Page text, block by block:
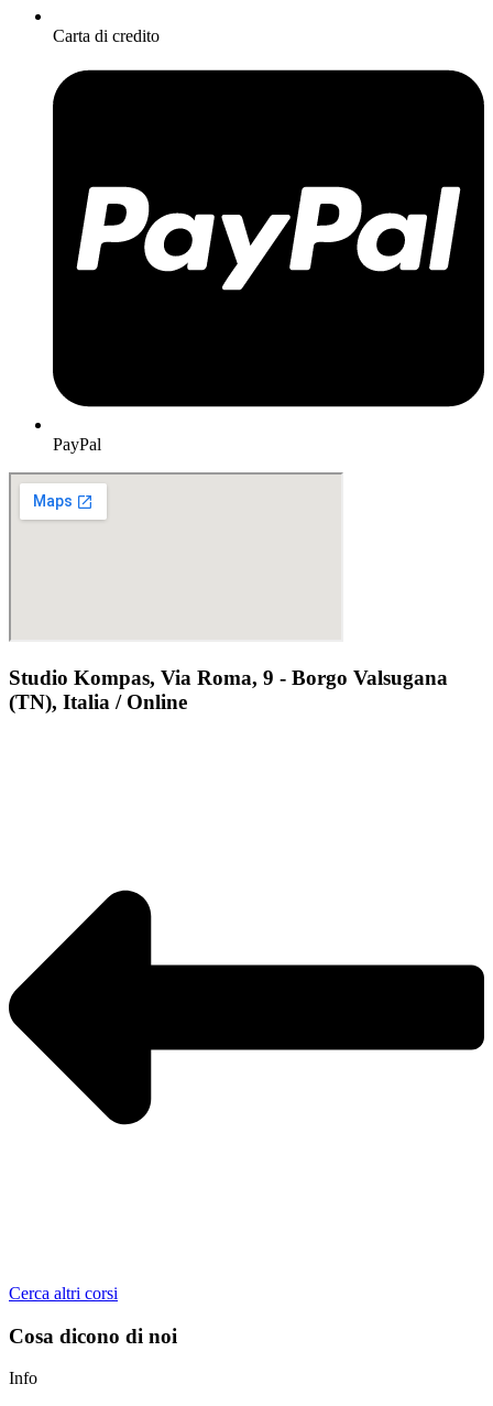
Carta di credito
PayPal
Studio Kompas, Via Roma, 9 - Borgo Valsugana
(TN), Italia / Online
Cerca altri corsi
Cosa dicono di noi
Info